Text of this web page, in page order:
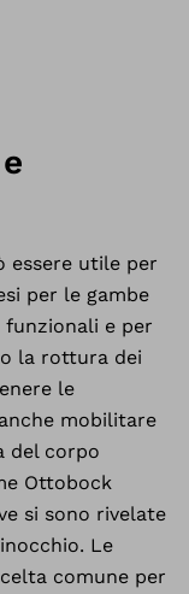
essere utile per
per le gambe
funzionali e per
la rottura dei
le
mobilitare
del corpo
Ottobock
si sono rivelate
Le
comune per